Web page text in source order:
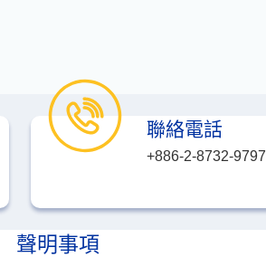
聯絡電話
+886-2-8732-9797
聲明事項